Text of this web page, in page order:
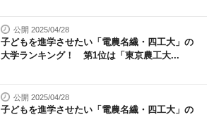
公開 2025/04/28
子どもを進学させたい「電農名繊・四工大」の
大学ランキング！ 第1位は「東京農工大...
公開 2025/04/28
子どもを進学させたい「電農名繊・四工大」の